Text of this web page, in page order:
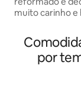
muito carinho e
como hobby...
esperar)😉 O
e nele está a
que eu opero
quartos do
por